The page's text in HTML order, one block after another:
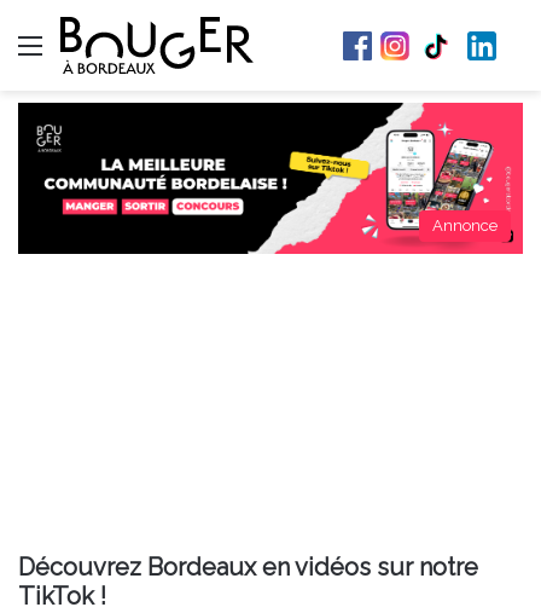
Menu
Annonce
Découvrez Bordeaux en vidéos sur notre
TikTok !